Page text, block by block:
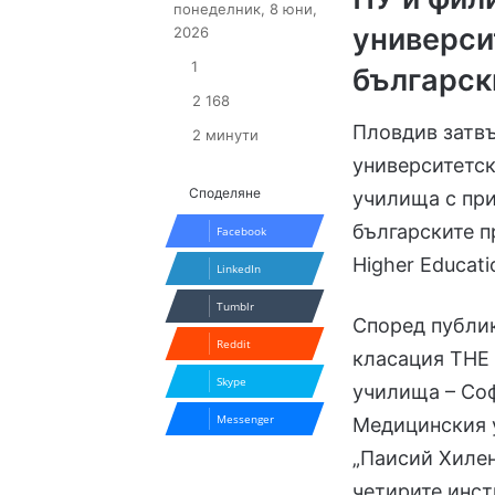
Пловдив
училища с
българските
Higher
Според
класация
училища –
Медицинския
„Паисий
понеделник, 8 юни,
2026
1
2 168
2 минути
Споделяне
Facebook
LinkedIn
Tumblr
Reddit
Skype
Messenger